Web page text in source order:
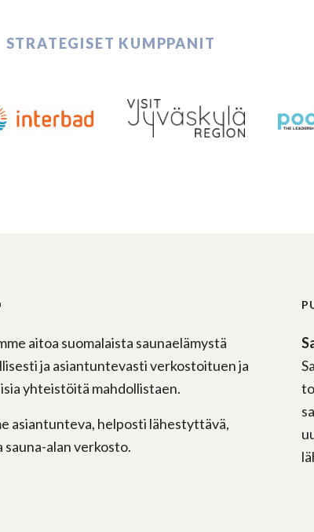
STRATEGISET KUMPPANIT
aitoa suomalaista saunaelämystä
ja asiantuntevasti verkostoituen ja
yhteistöitä mahdollistaen.
asiantunteva, helposti lähestyttävä,
sauna-alan verkosto.